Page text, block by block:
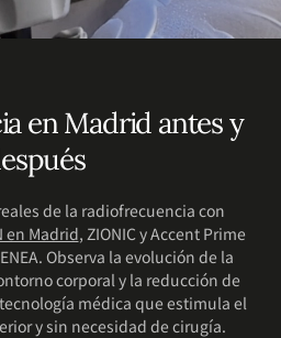
en Madrid antes y
de la radiofrecuencia con
en Madrid, ZIONIC y Accent Prime
Observa la evolución de la
corporal y la reducción de
médica que estimula el
y sin necesidad de cirugía.